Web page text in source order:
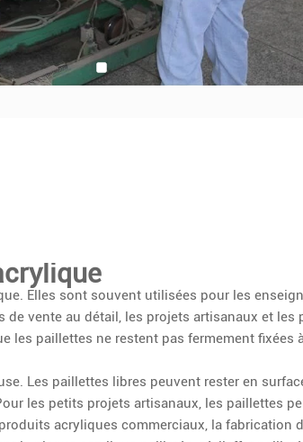
Elles sont souvent utilisées pour les
de vente au détail, les projets artisanaux et les
les paillettes ne restent pas fermement fixées
Les paillettes libres peuvent rester en
les petits projets artisanaux, les paillettes
acryliques commerciaux, la fabrication